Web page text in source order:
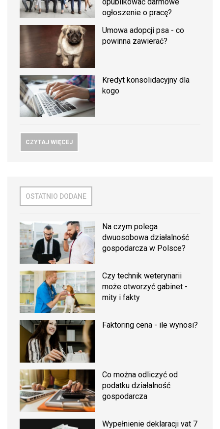
opublikować darmowe
ogłoszenie o pracę?
Umowa adopcji psa - co
powinna zawierać?
Kredyt konsolidacyjny dla
kogo
CZYTAJ WIĘCEJ
OSTATNIO DODANE
Na czym polega
dwuosobowa działalność
gospodarcza w Polsce?
Czy technik weterynarii
może otworzyć gabinet -
mity i fakty
Faktoring cena - ile wynosi?
Co można odliczyć od
podatku działalność
gospodarcza
Wypełnienie deklaracji vat 7